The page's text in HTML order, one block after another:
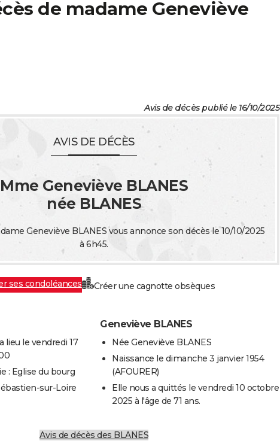
de madame Geneviève
Avis de décès publié le 16/10/2025
AVIS DE DÉCÈS
Mme Geneviève BLANES
née BLANES
Geneviève BLANES vous annonce son décès le 10/10/2025
à 6h45.
ses condoléances Créer une cagnotte obsèques
lieu le vendredi 17
: Eglise du bourg
sur-Loire
Geneviève BLANES
Née Geneviève BLANES
Naissance le dimanche 3 janvier 1954
(AFOURER)
Elle nous a quittés le vendredi 10 octobre
2025 à l'âge de 71 ans.
Avis de décès des BLANES